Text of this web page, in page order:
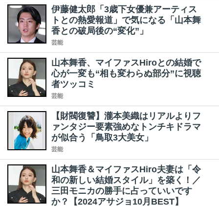
伊藤健太郎「3歳下女優兼アーティス
トとの熱愛報道」で気になる「山本舞
香との破局後の“変化”」
芸能
山本舞香、マイファスHiroとの結婚で
心が一変も“相も変わらぬ部分”に視聴
者ツッコミ
芸能
【財閥復讐】瀧本美織はリアルよりフ
ァンタジー要素強めなトンチキドラマ
が似合う「鳥取3大美女」
芸能
山本舞香＆マイファスHiro夫妻は「令
和の新しい結婚スタイル」を築く！／
三田モニカの勝手に占っていいです
か？【2024アサジョ10月BEST】